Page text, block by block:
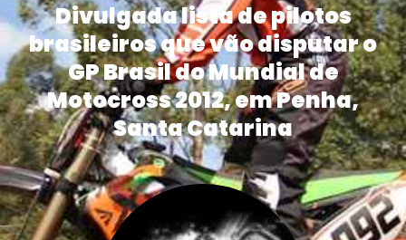
Divulgada lista de pilotos
brasileiros que vão disputar o
GP Brasil do Mundial de
Motocross 2012, em Penha,
Santa Catarina